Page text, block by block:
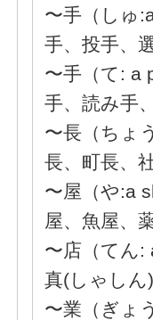
〜手（しゅ
手、投手、
〜手（て: a
手、読み手
〜長（ちょ
長、町長、
〜屋（や:a
屋、魚屋、
〜店（てん
真(しゃしん
〜業（ぎょ